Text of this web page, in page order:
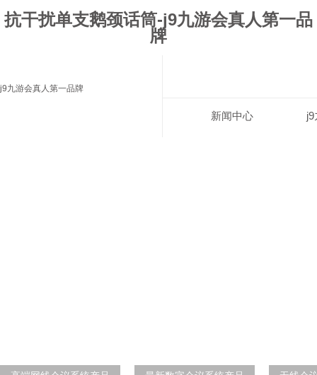
抗干扰单支鹅颈话筒-j9九游会真人第一品
牌
j9九游会真人第一品牌
新闻中心